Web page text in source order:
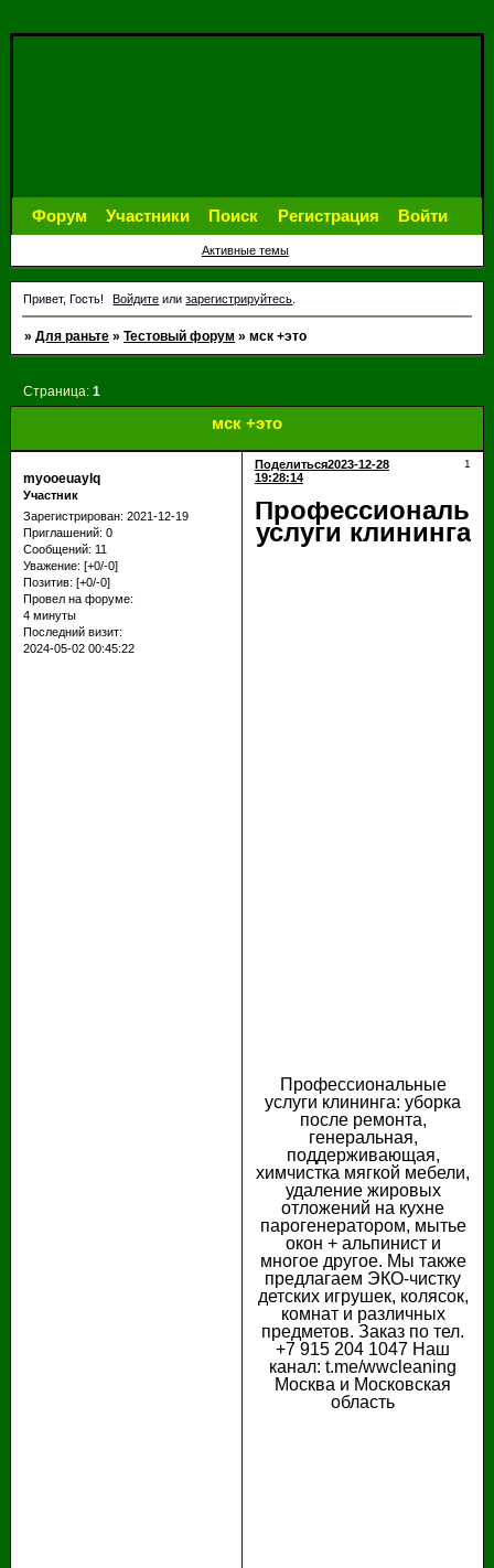
Форум Участники Поиск Регистрация Войти
Активные темы
Привет, Гость! Войдите илизарегистрируйтесь
»Для раньте »Тестовый форум »мск +это
мск +это
Страница:1
Поделиться 1
2023-12-28
19:28:14
myooeuaylq
Участник
Зарегистрирован: 2021-12-19
Приглашений: 0
Сообщений: 11
Уважение: [+0/-0]
Позитив: [+0/-0]
Провел на форуме:
4 минуты
Последний визит:
2024-05-02 00:45:22
услуги клининга
Профессиональные
услуги клининга: уборка
после ремонта,
генеральная,
поддерживающая,
химчистка мягкой мебели,
удаление жировых
отложений на кухне
парогенератором, мытье
окон + альпинист и
многое другое. Мы также
предлагаем ЭКО-чистку
детских игрушек, колясок,
комнат и различных
предметов. Заказ по тел.
+7 915 204 1047 Наш
канал: t.me/wwcleaning
Москва и Московская
область